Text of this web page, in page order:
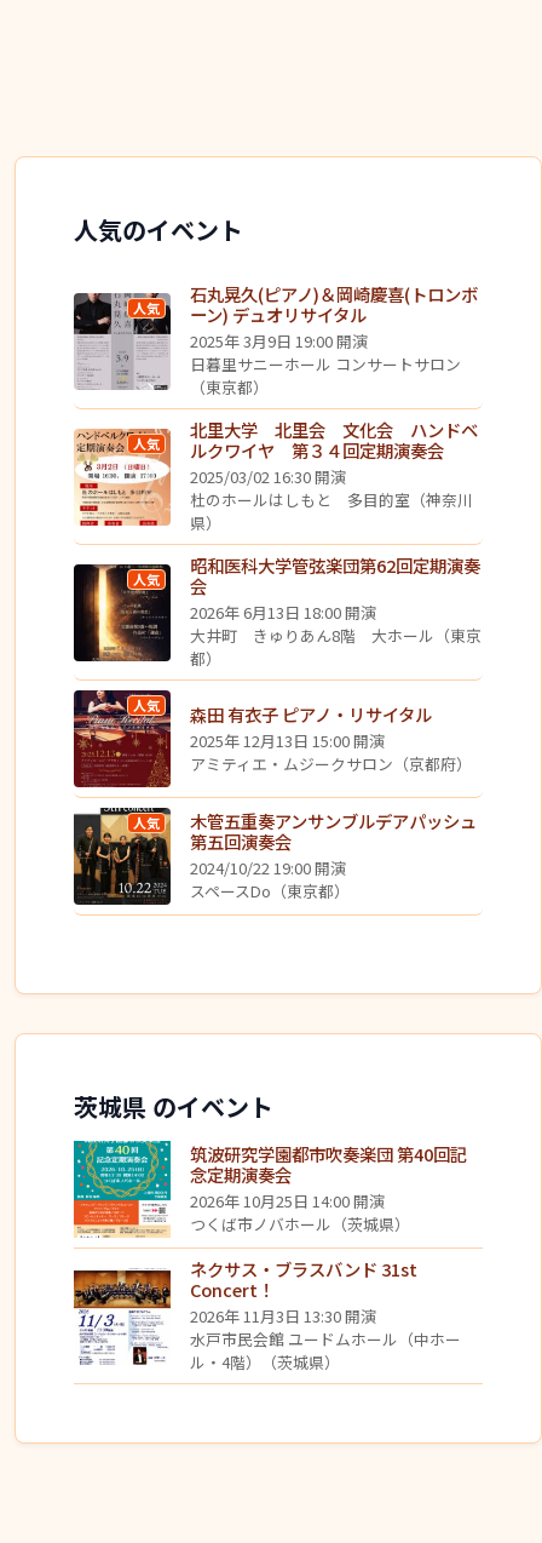
人気のイベント
人気
石丸晃久(ピアノ)＆岡崎慶喜(トロンボ
ーン) デュオリサイタル
2025年 3月9日 19:00 開演
日暮里サニーホール コンサートサロン
（東京都）
人気
北里大学 北里会 文化会 ハンドベ
ルクワイヤ 第３４回定期演奏会
2025/03/02 16:30 開演
杜のホールはしもと 多目的室（神奈川
県）
人気
昭和医科大学管弦楽団第62回定期演奏
会
2026年 6月13日 18:00 開演
大井町 きゅりあん8階 大ホール（東京
都）
人気 森田 有衣子 ピアノ・リサイタル
2025年 12月13日 15:00 開演
アミティエ・ムジークサロン（京都府）
人気
木管五重奏アンサンブルデアパッシュ
第五回演奏会
2024/10/22 19:00 開演
スペースDo（東京都）
茨城県 のイベント
筑波研究学園都市吹奏楽団 第40回記
念定期演奏会
2026年 10月25日 14:00 開演
つくば市ノバホール（茨城県）
ネクサス・ブラスバンド 31st
Concert！
2026年 11月3日 13:30 開演
水戸市民会館 ユードムホール（中ホー
ル・4階）（茨城県）